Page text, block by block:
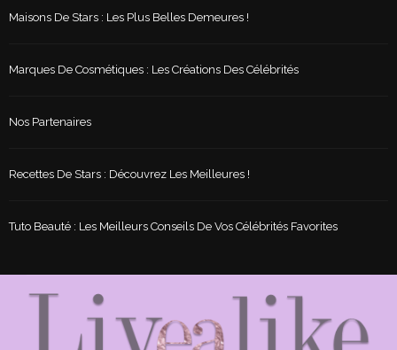
Maisons De Stars : Les Plus Belles Demeures !
Marques De Cosmétiques : Les Créations Des Célébrités
Nos Partenaires
Recettes De Stars : Découvrez Les Meilleures !
Tuto Beauté : Les Meilleurs Conseils De Vos Célébrités Favorites